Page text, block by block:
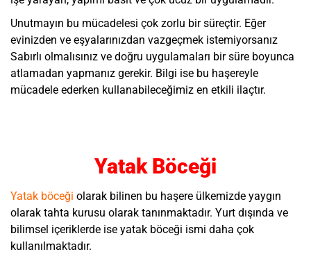
Unutmayın bu mücadelesi çok zorlu bir süreçtir. Eğer
evinizden ve eşyalarınızdan vazgeçmek istemiyorsanız
Sabırlı olmalısınız ve doğru uygulamaları bir süre boyunca
atlamadan yapmanız gerekir. Bilgi ise bu haşereyle
mücadele ederken kullanabileceğimiz en etkili ilaçtır.
Yatak Böceği
Yatak böceği olarak bilinen bu haşere ülkemizde yaygın
olarak tahta kurusu olarak tanınmaktadır. Yurt dışında ve
bilimsel içeriklerde ise yatak böceği ismi daha çok
kullanılmaktadır.